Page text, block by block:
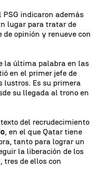
indicaron además
lugar para tratar de
opinión y renueve con
la última palabra en las
en el primer jefe de
lustros. Es su primera
su llegada al trono en
del recrudecimiento
, en el que Qatar tiene
tanto para lograr un
la liberación de los
, tres de ellos con